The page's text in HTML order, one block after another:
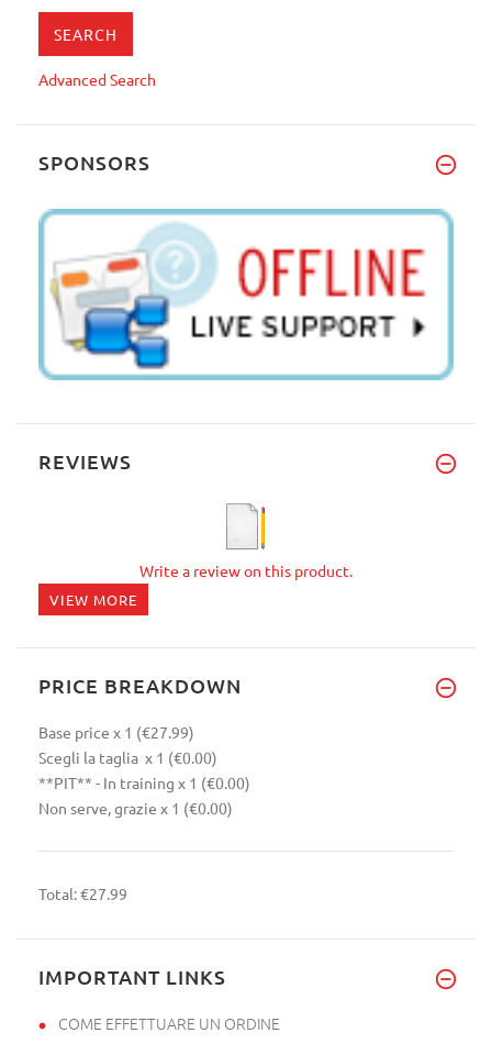
Advanced Search
SPONSORS
REVIEWS
Write a review on this product.
VIEW MORE
PRICE BREAKDOWN
Base price x 1 (€27.99)
Scegli la taglia x 1 (€0.00)
**PIT** - In training x 1 (€0.00)
Non serve, grazie x 1 (€0.00)
Total:€27.99
IMPORTANT LINKS
COME EFFETTUARE UN ORDINE